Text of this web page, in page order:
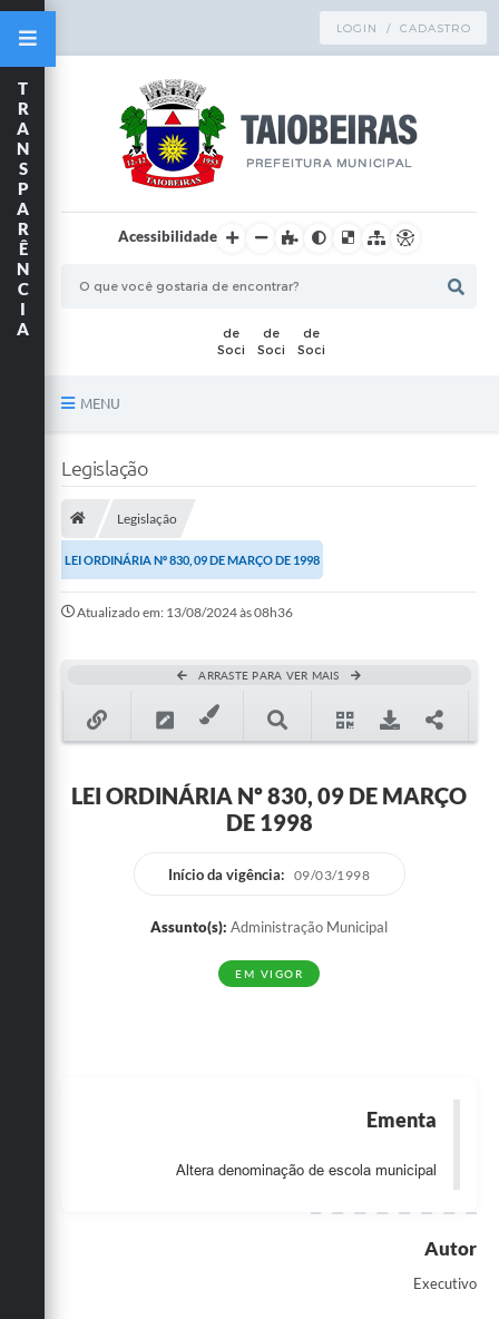
LOGIN / CADASTRO
Acessibilidade
MENU
Publicações
A Prefeitura
Ouvidoria
Legislação
Conselho Tutelar.
T
R
A
N
S
P
A
R
Ê
N
C
I
A
Legislação
Legislação
LEI ORDINÁRIA Nº 830, 09 DE MARÇO DE 1998
Atualizado em: 13/08/2024 às 08h36
ARRASTE PARA VER MAIS
LEI ORDINÁRIA Nº 830, 09 DE MARÇO
DE 1998
Início da vigência: 09/03/1998
Assunto(s): Administração Municipal
EM VIGOR
Ementa
Altera denominação de escola municipal
Autor
Executivo